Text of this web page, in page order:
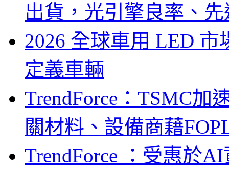
出貨，光引擎良率、
2026 全球車用 LED
定義車輛
TrendForce：TSMC加
關材料、設備商藉
TrendForce ：受惠於